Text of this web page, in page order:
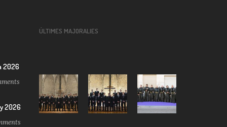
2026
2026
ÚLTIMES MAJORALIES